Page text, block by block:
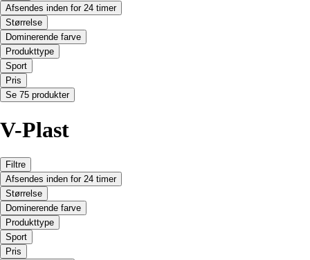
Afsendes inden for 24 timer
Størrelse
Dominerende farve
Produkttype
Sport
Pris
Se 75 produkter
V-Plast
Filtre
Afsendes inden for 24 timer
Størrelse
Dominerende farve
Produkttype
Sport
Pris